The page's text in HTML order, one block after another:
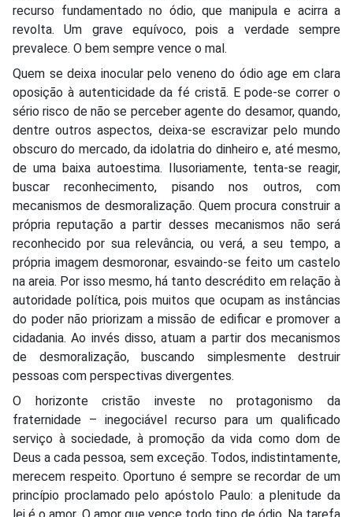
recurso fundamentado no ódio, que manipula e acirra a
revolta. Um grave equívoco, pois a verdade sempre
prevalece. O bem sempre vence o mal.
Quem se deixa inocular pelo veneno do ódio age em clara
oposição à autenticidade da fé cristã. E pode-se correr o
sério risco de não se perceber agente do desamor, quando,
dentre outros aspectos, deixa-se escravizar pelo mundo
obscuro do mercado, da idolatria do dinheiro e, até mesmo,
de uma baixa autoestima. Ilusoriamente, tenta-se reagir,
buscar reconhecimento, pisando nos outros, com
mecanismos de desmoralização. Quem procura construir a
própria reputação a partir desses mecanismos não será
reconhecido por sua relevância, ou verá, a seu tempo, a
própria imagem desmoronar, esvaindo-se feito um castelo
na areia. Por isso mesmo, há tanto descrédito em relação à
autoridade política, pois muitos que ocupam as instâncias
do poder não priorizam a missão de edificar e promover a
cidadania. Ao invés disso, atuam a partir dos mecanismos
de desmoralização, buscando simplesmente destruir
pessoas com perspectivas divergentes.
O horizonte cristão investe no protagonismo da
fraternidade – inegociável recurso para um qualificado
serviço à sociedade, à promoção da vida como dom de
Deus a cada pessoa, sem exceção. Todos, indistintamente,
merecem respeito. Oportuno é sempre se recordar de um
princípio proclamado pelo apóstolo Paulo: a plenitude da
lei é o amor. O amor que vence todo tipo de ódio. Na tarefa